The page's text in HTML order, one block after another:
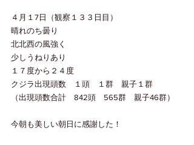
４月１7日（観察１３３日目）
晴れのち曇り
北北西の風強く
少しうねりあり
１７度から２４度
クジラ出現頭数　１頭　１群　親子１群
（出現頭数合計　842頭　565群　親子46群）
今朝も美しい朝日に感謝した！